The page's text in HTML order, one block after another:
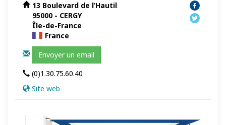
13 Boulevard de l’Hautil
95000 - CERGY
Île-de-France
France
Envoyer un email
(0)1.30.75.60.40
Site web